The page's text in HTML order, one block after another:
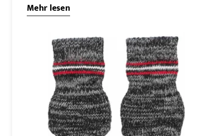
Mehr lesen